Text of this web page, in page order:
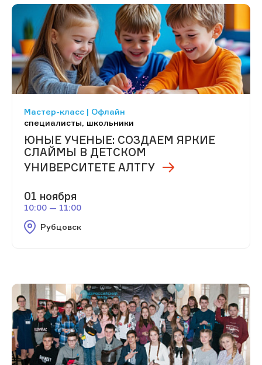
Мастер-класс | Офлайн
специалисты, школьники
ЮНЫЕ УЧЕНЫЕ: СОЗДАЕМ ЯРКИЕ
СЛАЙМЫ В ДЕТСКОМ
УНИВЕРСИТЕТЕ АЛТГУ
01 ноября
10:00 — 11:00
Рубцовск